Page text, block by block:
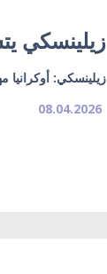
زيلينسكي
زيلينسكي: أوكرانيا
08.04.2026